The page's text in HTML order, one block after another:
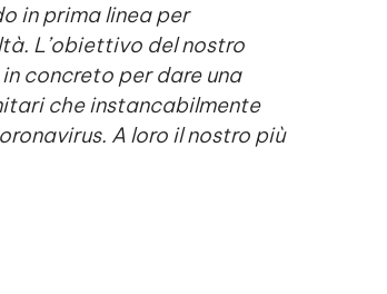
in prima linea per
L’obiettivo del nostro
concreto per dare una
che instancabilmente
A loro il nostro più